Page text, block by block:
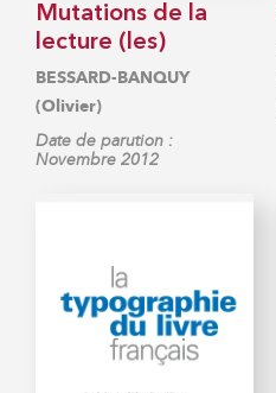
Mutations de la
lecture (les)
BESSARD-BANQUY
(Olivier)
Date de parution :
Novembre 2012